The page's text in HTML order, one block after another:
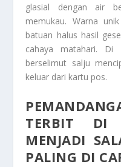
glasial dengan air
memukau. Warna
batuan halus hasil
cahaya matahari. Di
berselimut salju
keluar dari kartu pos.
TERBIT DI
MENJADI
PALING DI